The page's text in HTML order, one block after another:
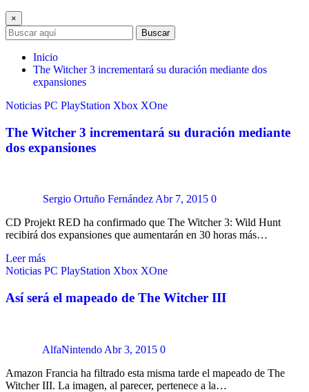
×
Buscar
Inicio
The Witcher 3 incrementará su duración mediante dos
expansiones
Noticias PC PlayStation Xbox XOne
The Witcher 3 incrementará su duración mediante
dos expansiones
Sergio Ortuño FernándezAbr 7, 2015 0
CD Projekt RED ha confirmado que The Witcher 3: Wild Hunt
recibirá dos expansiones que aumentarán en 30 horas más…
Leer más
Noticias PC PlayStation Xbox XOne
Así será el mapeado de The Witcher III
AlfaNintendo Abr 3, 2015 0
Amazon Francia ha filtrado esta misma tarde el mapeado de The
Witcher III. La imagen, al parecer, pertenece a la…